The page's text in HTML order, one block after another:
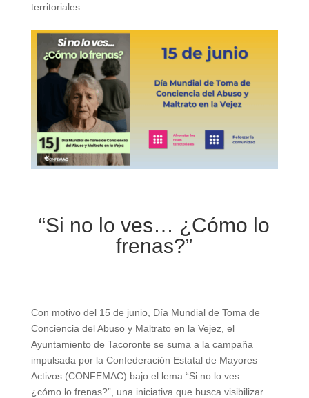
territoriales
“Si no lo ves… ¿Cómo lo
frenas?”
Con motivo del 15 de junio, Día Mundial de Toma de
Conciencia del Abuso y Maltrato en la Vejez, el
Ayuntamiento de Tacoronte se suma a la campaña
impulsada por la Confederación Estatal de Mayores
Activos (CONFEMAC) bajo el lema “Si no lo ves…
¿cómo lo frenas?”, una iniciativa que busca visibilizar